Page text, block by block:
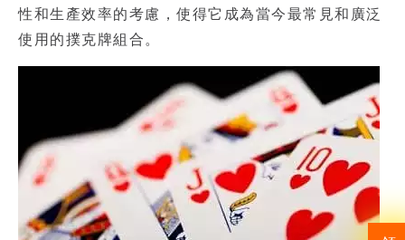
性和生產效率的考慮，使得它成為當今最常見和廣泛
使用的撲克牌組合。